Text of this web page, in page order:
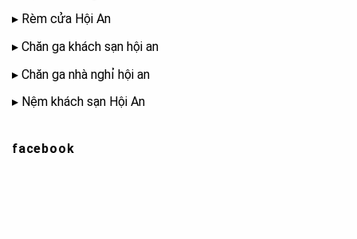
▸ Rèm cửa Hội An
▸ Chăn ga khách sạn hội an
▸ Chăn ga nhà nghỉ hội an
▸ Nệm khách sạn Hội An
facebook